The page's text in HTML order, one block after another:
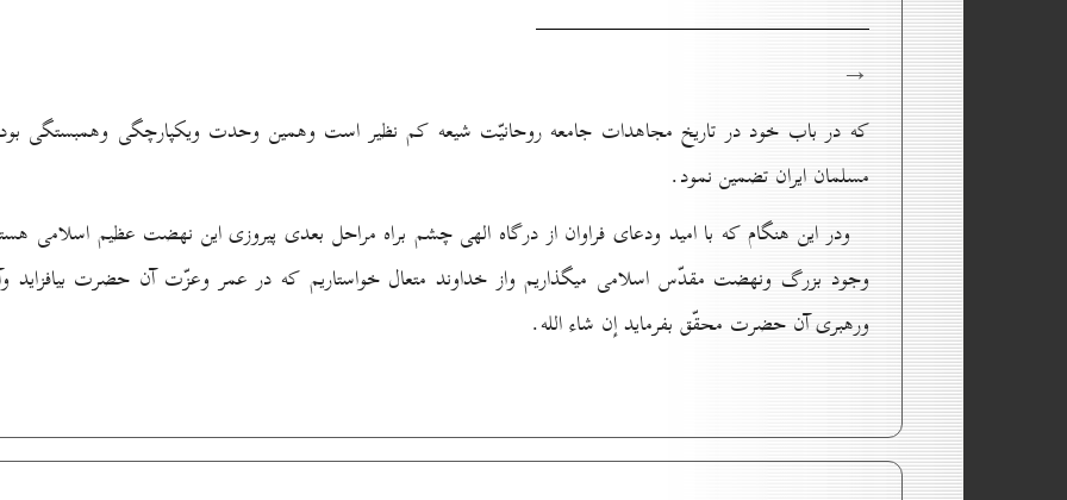
→
كه در باب خود در تاريخ مجاهدات جامعه روحانيّت شيعه كم نظير است وهمين وحدت ويكپارچگى وهمبستگى بود
مسلمان ايران تضمين نمود.
ودر اين هنگام كه با اميد ودعاى فراوان از درگاه الهى چشم براه مراحل بعدى پيروزى اين نهضت عظيم
وجود بزرگ ونهضت مقدّس اسلامى ميگذاريم واز خداوند متعال خواستاريم كه در عمر وعزّت آن حضرت بيافزايد
ورهبرى آن حضرت محقّق بفرمايد إن شاء الله.